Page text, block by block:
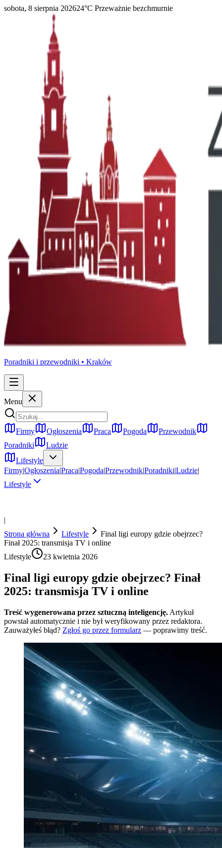
sobota, 8 sierpnia 202624°C Przeważnie bezchmurnie
Poradniki i przewodniki • Kraków
Menu
Firmy Ogłoszenia Praca Pogoda
Przewodnik
Poradniki
Ludzie
Lifestyle
Firmy|Ogłoszenia|Praca|Pogoda|Przewodnik|Poradniki|Ludzie|
Lifestyle
|
Strona główna
Lifestyle
Final ligi europy gdzie obejrzec?
Finał 2025: transmisja TV i online
Lifestyle
23 kwietnia 2026
Final ligi europy gdzie obejrzec? Finał
2025: transmisja TV i online
Treść wygenerowana przez sztuczną inteligencję. Artykuł
powstał automatycznie i nie był weryfikowany przez redaktora.
Zauważyłeś błąd? Zgłoś go przez formularz — poprawimy treść.